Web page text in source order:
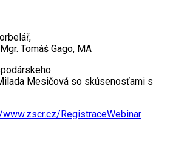
Tomáš Gago, MA
Mesičová so skúsenosťami s
RegistraceWebinar